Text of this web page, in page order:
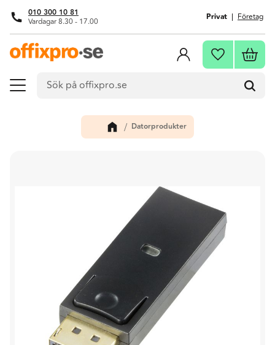
Meny
010 300 10 81
Vardagar 8.30 - 17.00 Privat Företag
Favoriter
Datorprodukter